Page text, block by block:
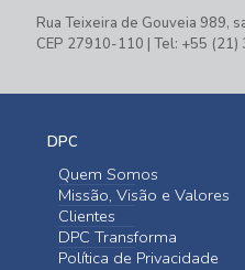
Rua Teixeira de Gouveia 989,
CEP 27910-110 | Tel: +55
DPC
Quem Somos
Missão, Visão e Valores
Clientes
DPC Transforma
Política de Privacidade